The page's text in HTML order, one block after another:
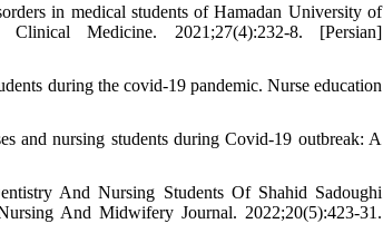
in medical students of Hamadan University of
Medicine. 2021;27(4):232-8. [Persian]
during the covid-19 pandemic. Nurse education
and nursing students during Covid-19 outbreak: A
And Nursing Students Of Shahid Sadoughi
And Midwifery Journal. 2022;20(5):423-31.